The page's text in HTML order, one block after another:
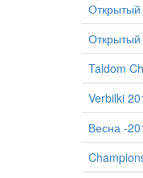
Открытый
Taldom
Verbilki
Весна -